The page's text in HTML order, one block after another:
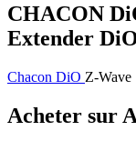
CHACON
Extender
Chacon DiO Z-Wave
Acheter sur